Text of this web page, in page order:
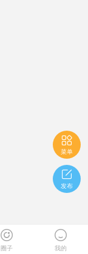

菜单

发布

圈子

我的